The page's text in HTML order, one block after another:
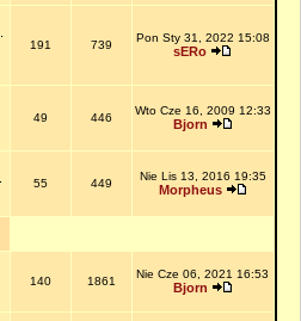
191 739
Pon Sty 31, 2022 15:08
sERo
49 446
Wto Cze 16, 2009 12:33
Bjorn
55 449
Nie Lis 13, 2016 19:35
Morpheus
140 1861
Nie Cze 06, 2021 16:53
Bjorn